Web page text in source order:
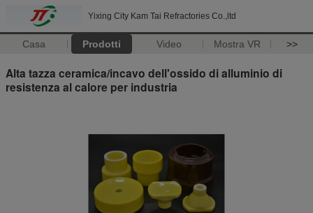
Yixing City Kam Tai Refractories Co.,ltd
Casa Prodotti Video Mostra VR >>
Alta tazza ceramica/incavo dell'ossido di alluminio di
resistenza al calore per industria